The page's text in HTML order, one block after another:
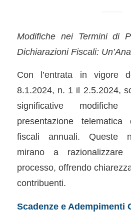
Modifiche nei Termini di
Dichiarazioni Fiscali:
Con l’entrata in vigore
8.1.2024, n. 1 il 2.5.2024,
significative
presentazione telematica
fiscali annuali. Queste
mirano a
processo, offrendo
contribuenti.
Scadenze e Adempimenti